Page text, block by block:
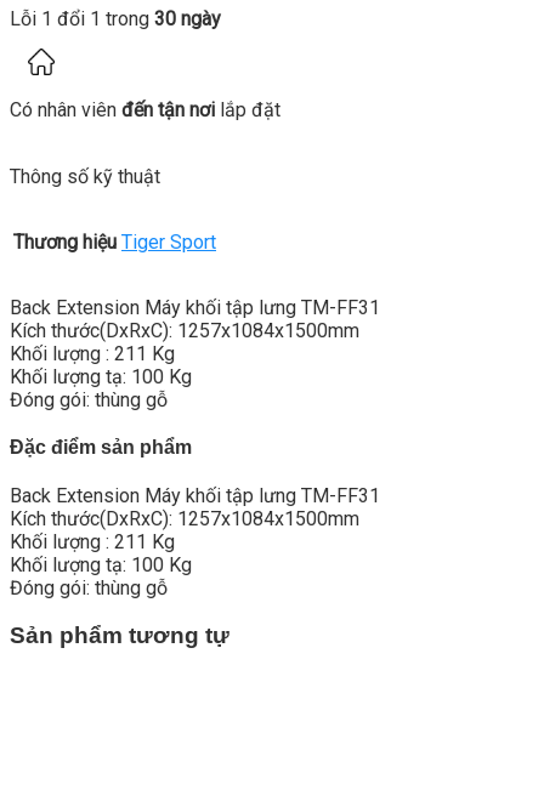
Lỗi 1 đổi 1 trong 30 ngày
Có nhân viên đến tận nơi lắp đặt
Thông số kỹ thuật
Thương hiệu Tiger Sport
Back Extension Máy khối tập lưng TM-FF31
Kích thước(DxRxC): 1257x1084x1500mm
Khối lượng : 211 Kg
Khối lượng tạ: 100 Kg
Đóng gói: thùng gỗ
Đặc điểm sản phẩm
Back Extension Máy khối tập lưng TM-FF31
Kích thước(DxRxC): 1257x1084x1500mm
Khối lượng : 211 Kg
Khối lượng tạ: 100 Kg
Đóng gói: thùng gỗ
Sản phẩm tương tự